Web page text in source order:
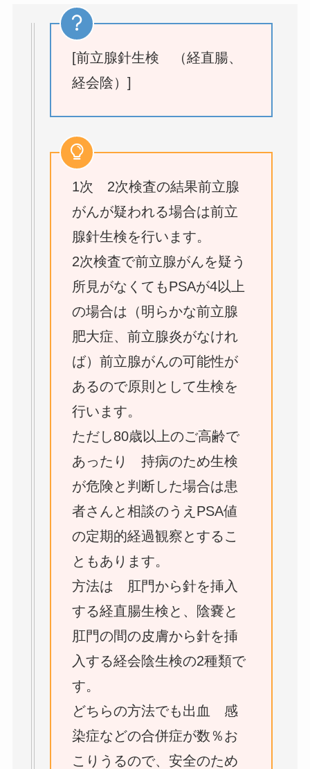
[前立腺針生検 （経直腸、
経会陰）]
1次 2次検査の結果前立腺
がんが疑われる場合は前立
腺針生検を行います。
2次検査で前立腺がんを疑う
所見がなくてもPSAが4以上
の場合は（明らかな前立腺
肥大症、前立腺炎がなけれ
ば）前立腺がんの可能性が
あるので原則として生検を
行います。
ただし80歳以上のご高齢で
あったり 持病のため生検
が危険と判断した場合は患
者さんと相談のうえPSA値
の定期的経過観察とするこ
ともあります。
方法は 肛門から針を挿入
する経直腸生検と、陰嚢と
肛門の間の皮膚から針を挿
入する経会陰生検の2種類で
す。
どちらの方法でも出血 感
染症などの合併症が数％お
こりうるので、安全のため